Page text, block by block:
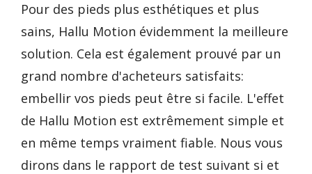
Pour des pieds plus esthétiques et plus
sains, Hallu Motion évidemment la meilleure
solution. Cela est également prouvé par un
grand nombre d'acheteurs satisfaits:
embellir vos pieds peut être si facile. L'effet
de Hallu Motion est extrêmement simple et
en même temps vraiment fiable. Nous vous
dirons dans le rapport de test suivant si et